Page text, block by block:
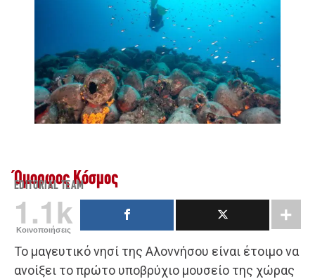
Όμορφος Κόσμος
EDITORIAL TEAM
1.1k
Κοινοποιήσεις
Το μαγευτικό νησί της Αλοννήσου είναι έτοιμο να
ανοίξει το πρώτο υποβρύχιο μουσείο της χώρας